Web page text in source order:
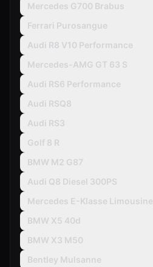
Mercedes G700 Brabus
Ferrari Purosangue
Audi R8 V10 Performance
Mercedes-AMG GT 63 S
Audi RS6 Performance
Audi RSQ8
Audi RS3
Golf 8 R
BMW M2 G87
Audi Q8 Diesel 300PS
Mercedes E-Klasse Limousine
BMW X5 40d
BMW X3 M50
Bentley Mulsanne